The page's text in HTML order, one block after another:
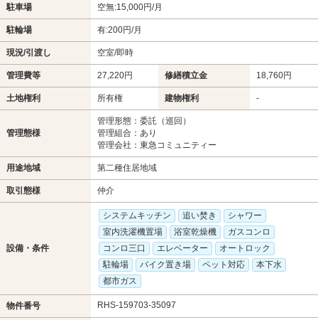
駐車場 空無:15,000円/月
駐輪場 有:200円/月
現況/引渡し 空室/即時
管理費等 27,220円 修繕積立金 18,760円
土地権利 所有権 建物権利 -
管理態様
管理形態：委託（巡回）
管理組合：あり
管理会社：東急コミュニティー
用途地域 第二種住居地域
取引態様 仲介
設備・条件
システムキッチン 追い焚き
シャワー
室内洗濯機置場
浴室乾燥機
ガスコンロ
コンロ三口
エレベーター
オートロック
駐輪場
バイク置き場 ペット対応
本下水
都市ガス
物件番号 RHS-159703-35097